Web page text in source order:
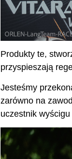
Produkty te,
przyspieszają
Jesteśmy
zarówno na
uczestnik